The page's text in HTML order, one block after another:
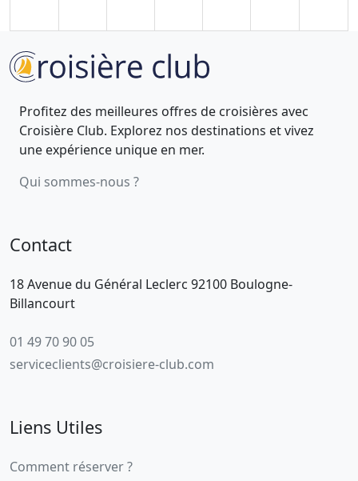
Profitez des meilleures offres de croisières avec
Croisière Club. Explorez nos destinations et vivez
une expérience unique en mer.
Qui sommes-nous ?
Contact
18 Avenue du Général Leclerc 92100 Boulogne-
Billancourt
01 49 70 90 05
serviceclients@croisiere-club.com
Liens Utiles
Comment réserver ?